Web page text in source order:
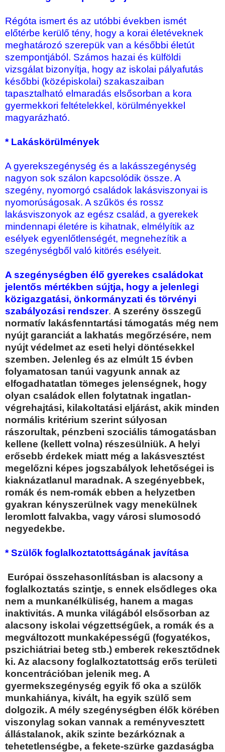
Régóta ismert és az utóbbi években ismét
előtérbe kerülő tény, hogy a korai életéveknek
meghatározó szerepük van a későbbi életút
szempontjából. Számos hazai és külföldi
vizsgálat bizonyítja, hogy az iskolai pályafutás
későbbi (középiskolai) szakaszaiban
tapasztalható elmaradás elsősorban a kora
gyermekkori feltételekkel, körülményekkel
magyarázható.
* Lakáskörülmények
A gyerekszegénység és a lakásszegénység
nagyon sok szálon kapcsolódik össze. A
szegény, nyomorgó családok lakásviszonyai is
nyomorúságosak. A szűkös és rossz
lakásviszonyok az egész család, a gyerekek
mindennapi életére is kihatnak, elmélyítik az
esélyek egyenlőtlenségét, megnehezítik a
szegénységből való kitörés esélyeit.
A szegénységben élő gyerekes családokat
jelentős mértékben sújtja, hogy a jelenlegi
közigazgatási, önkormányzati és törvényi
szabályozási rendszer. A szerény összegű
normatív lakásfenntartási támogatás még nem
nyújt garanciát a lakhatás megőrzésére, nem
nyújt védelmet az eseti helyi döntésekkel
szemben. Jelenleg és az elmúlt 15 évben
folyamatosan tanúi vagyunk annak az
elfogadhatatlan tömeges jelenségnek, hogy
olyan családok ellen folytatnak ingatlan-
végrehajtási, kilakoltatási eljárást, akik minden
normális kritérium szerint súlyosan
rászorultak, pénzbeni szociális támogatásban
kellene (kellett volna) részesülniük. A helyi
erősebb érdekek miatt még a lakásvesztést
megelőzni képes jogszabályok lehetőségei is
kiaknázatlanul maradnak. A szegényebbek,
romák és nem-romák ebben a helyzetben
gyakran kényszerülnek vagy menekülnek
leromlott falvakba, vagy városi slumosodó
negyedekbe.
* Szülők foglalkoztatottságának javítása
Európai összehasonlításban is alacsony a
foglalkoztatás szintje, s ennek elsődleges oka
nem a munkanélküliség, hanem a magas
inaktivitás. A munka világából elsősorban az
alacsony iskolai végzettségűek, a romák és a
megváltozott munkaképességű (fogyatékos,
pszichiátriai beteg stb.) emberek rekesztődnek
ki. Az alacsony foglalkoztatottság erős területi
koncentrációban jelenik meg. A
gyermekszegénység egyik fő oka a szülők
munkahiánya, kivált, ha egyik szülő sem
dolgozik. A mély szegénységben élők körében
viszonylag sokan vannak a reményvesztett
állástalanok, akik szinte bezárkóznak a
tehetetlenségbe, a fekete-szürke gazdaságba